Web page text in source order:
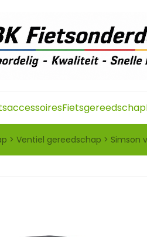
Fietsgereedschap
> Ventiel gereedschap > Simson